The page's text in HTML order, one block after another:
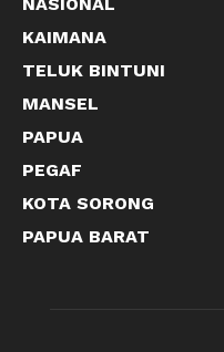
KAIMANA
TELUK BINTUNI
MANSEL
PAPUA
PEGAF
KOTA SORONG
PAPUA BARAT